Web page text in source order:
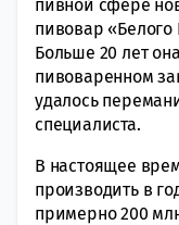
пивной сфере
пивовар
Больше 20 лет
пивоваренном
удалось
специалиста.
В настоящее
производить в
примерно 200